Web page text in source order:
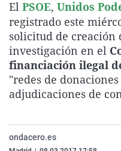
El PSOE, Unidos
registrado este
solicitud de creación
investigación en el
financiación ilegal
"redes de
adjudicaciones de
ondacero.es